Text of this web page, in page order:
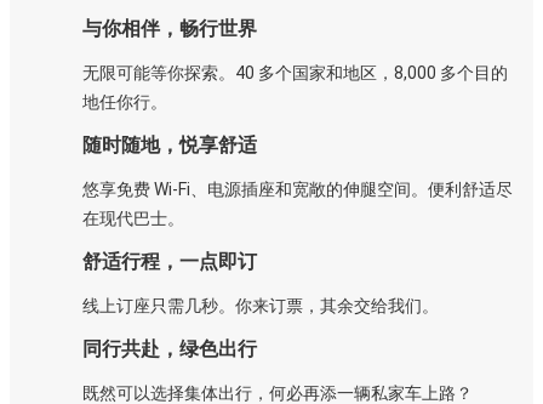
与你相伴，畅行世界
无限可能等你探索。40 多个国家和地区，8,000 多个目的
地任你行。
随时随地，悦享舒适
悠享免费 Wi-Fi、电源插座和宽敞的伸腿空间。便利舒适尽
在现代巴士。
舒适行程，一点即订
线上订座只需几秒。你来订票，其余交给我们。
同行共赴，绿色出行
既然可以选择集体出行，何必再添一辆私家车上路？